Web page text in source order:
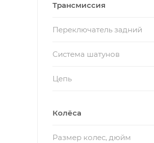
Трансмиссия
Переключатель задний
Система шатунов
Цепь
Колёса
Размер колес, дюйм